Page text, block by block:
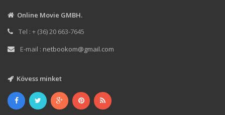
Online Movie GMBH.
Tel : + (36) 20 663-7645
E-mail : netbookom@gmail.com
Kövess minket